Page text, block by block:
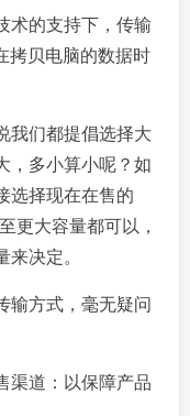
术的支持下，传输
拷贝电脑的数据时
我们都提倡选择大
，多小算小呢？如
选择现在在售的
更大容量都可以，
决定。
输方式，毫无疑问
渠道：以保障产品